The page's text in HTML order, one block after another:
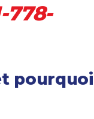
778-
pourquoi